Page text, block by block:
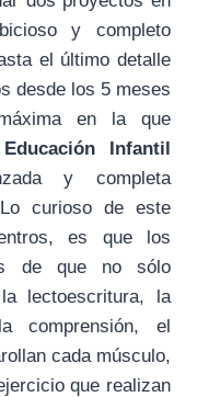
y completo
el último detalle
desde los 5 meses
en la que
Infantil
y completa
curioso de este
es que los
de que no sólo
lectoescritura, la
comprensión, el
cada músculo,
que realizan